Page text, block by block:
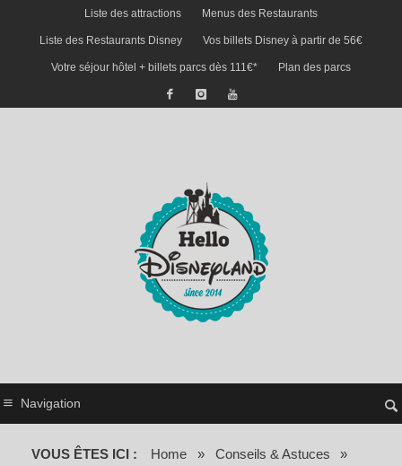
Liste des attractions Menus des Restaurants
Liste des Restaurants Disney Vos billets Disney à partir de 56€
Votre séjour hôtel + billets parcs dès 111€* Plan des parcs
Navigation
VOUS ÊTES ICI : Home » Conseils & Astuces
»